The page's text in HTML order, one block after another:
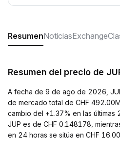
ResumenNoticiasExchange
Resumen del precio de
A fecha de 9 de ago de 2026,
de mercado total de CHF
cambio del +1.37% en las últimas
JUP es de CHF 0.148178,
en 24 horas se sitúa en CHF